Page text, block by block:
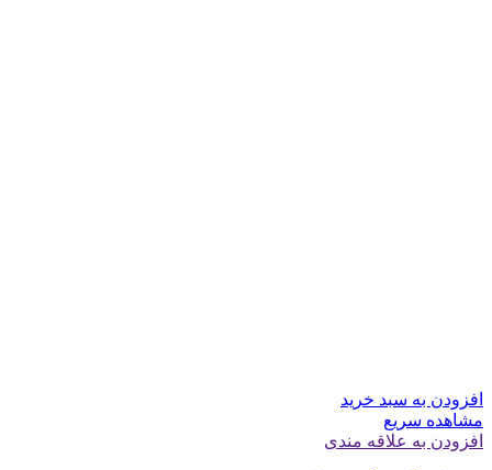
افزودن به سبد خرید
مشاهده سریع
افزودن به علاقه مندی